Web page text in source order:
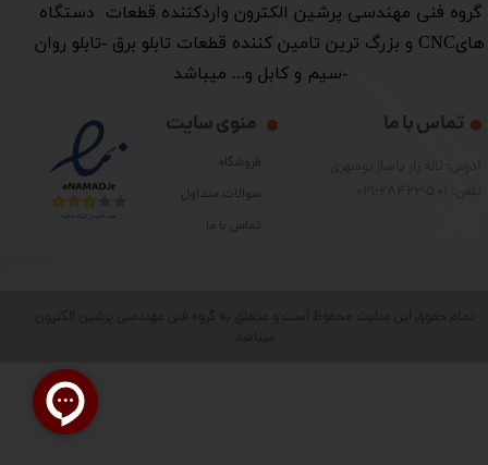
​گروه فنی مهندسی پرشین الکترون واردکننده قطعات دستگاه
هایCNC و بزرگ ترین تامین کننده قطعات تابلو برق -تابلو روان
-سیم و کابل و... میباشد
منوی سایت
فروشگاه
سوالات متداول
تماس با ما
تماس با ما